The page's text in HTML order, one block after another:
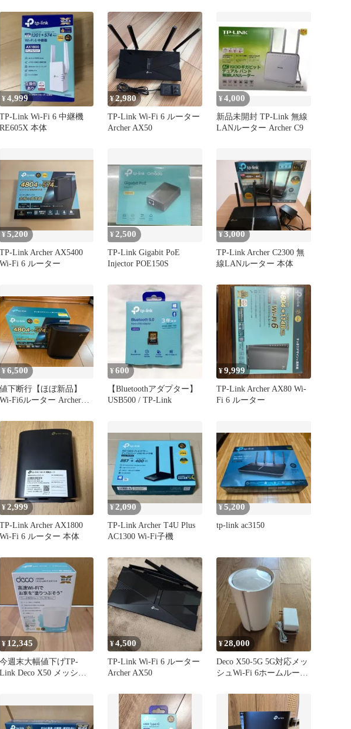
¥4,999
TP-Link Wi-Fi 6 中継機
RE605X 本体
¥2,980
TP-Link Wi-Fi 6 ルーター
Archer AX50
¥4,000
新品未開封 TP-Link 無線
LANルーター Archer C9
¥5,200
TP-Link Archer AX5400
Wi-Fi 6 ルーター
¥2,500
TP-Link Gigabit PoE
Injector POE150S
¥3,000
TP-Link Archer C2300 無
線LANルーター 本体
¥6,500
値下断行【ほぼ新品】
Wi-Fi6ルーター Archer
¥600
【Bluetoothアダプター】
USB500 / TP-Link
¥9,999
TP-Link Archer AX80 Wi-
Fi 6 ルーター
¥2,999
TP-Link Archer AX1800
Wi-Fi 6 ルーター 本体
¥2,090
TP-Link Archer T4U Plus
AC1300 Wi-Fi子機
¥5,200
tp-link ac3150
¥12,345
今週末大幅値下げTP-
Link Deco X50 メッシュ
¥4,500
TP-Link Wi-Fi 6 ルーター
Archer AX50
¥28,000
Deco X50-5G 5G対応メッ
シュWi-Fi 6ホームルータ